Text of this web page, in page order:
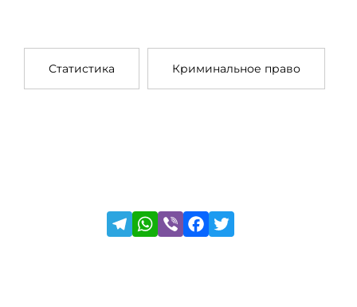
Статистика Криминальное право